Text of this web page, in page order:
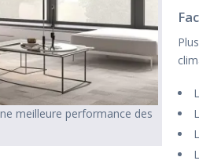
meilleure performance des